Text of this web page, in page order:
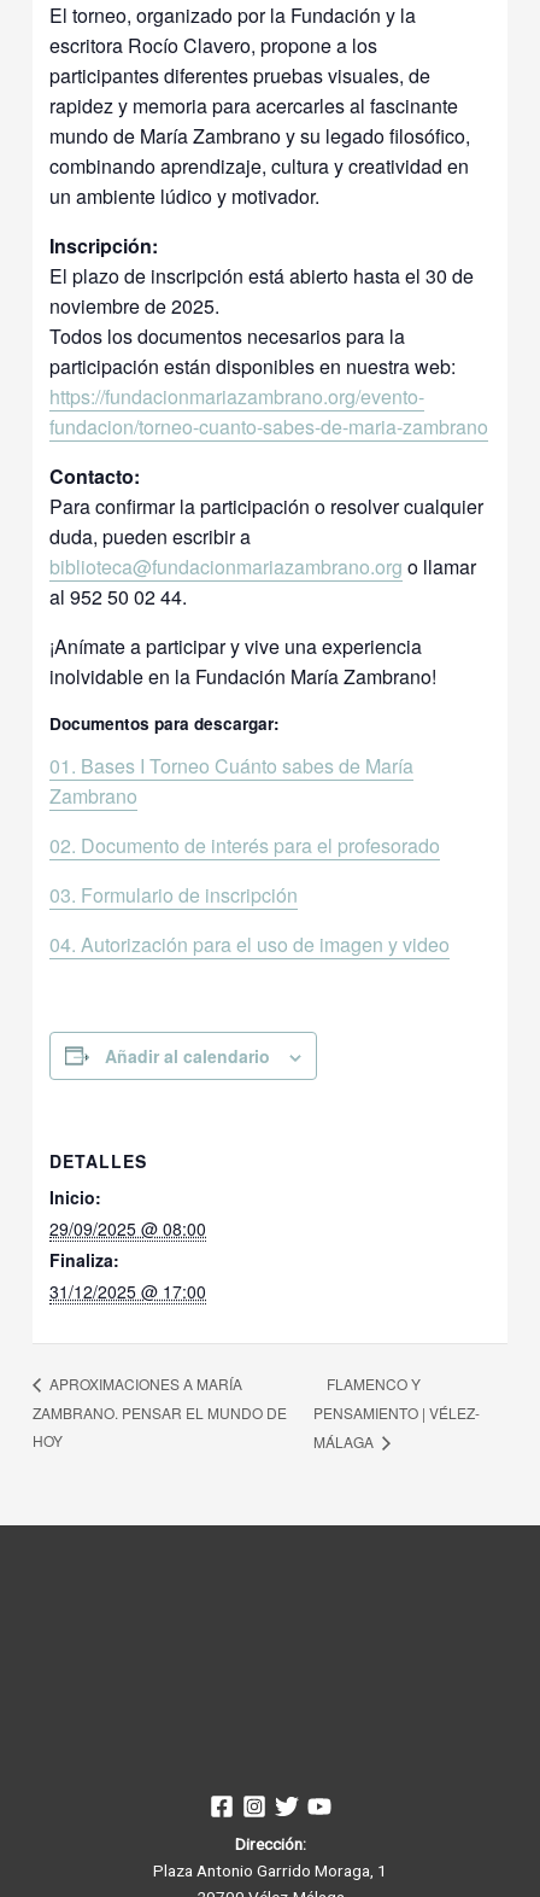
El torneo, organizado por la Fundación y la
escritora Rocío Clavero, propone a los
participantes diferentes pruebas visuales, de
rapidez y memoria para acercarles al fascinante
mundo de María Zambrano y su legado filosófico,
combinando aprendizaje, cultura y creatividad en
un ambiente lúdico y motivador.
Inscripción:
El plazo de inscripción está abierto hasta el 30 de
noviembre de 2025.
Todos los documentos necesarios para la
participación están disponibles en nuestra web:
https://fundacionmariazambrano.org/evento-
fundacion/torneo-cuanto-sabes-de-maria-zambrano
Contacto:
Para confirmar la participación o resolver cualquier
duda, pueden escribir a
biblioteca@fundacionmariazambrano.org o llamar
al 952 50 02 44.
¡Anímate a participar y vive una experiencia
inolvidable en la Fundación María Zambrano!
Documentos para descargar:
01. Bases I Torneo Cuánto sabes de María
Zambrano
02. Documento de interés para el profesorado
03. Formulario de inscripción
04. Autorización para el uso de imagen y video
Añadir al calendario
DETALLES
Inicio:
29/09/2025 @ 08:00
Finaliza:
31/12/2025 @ 17:00
APROXIMACIONES A MARÍA
ZAMBRANO. PENSAR EL MUNDO DE
HOY
FLAMENCO Y
PENSAMIENTO | VÉLEZ-
MÁLAGA
Dirección:
Plaza Antonio Garrido Moraga, 1